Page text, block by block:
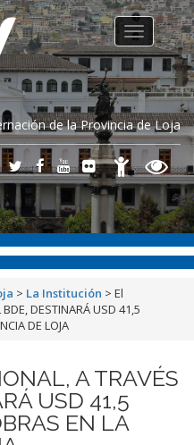
de la Provincia de Loja
Toggle
navigation
> La Institución > El
DESTINARÁ USD 41,5
DE LOJA
A TRAVÉS
USD 41,5
EN LA